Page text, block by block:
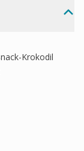
Krokodil